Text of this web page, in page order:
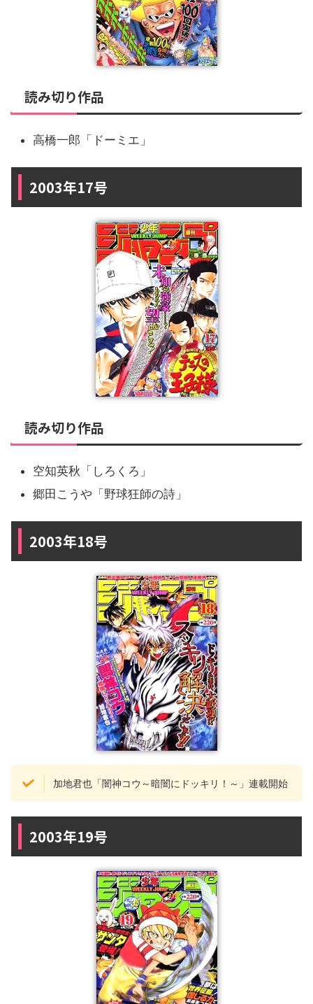
読み切り作品
高橋一郎「ドーミエ」
2003年17号
読み切り作品
空知英秋「しろくろ」
郷田こうや「野球狂師の詩」
2003年18号
加地君也「闇神コウ～暗闇にドッキリ！～」連載開始
2003年19号